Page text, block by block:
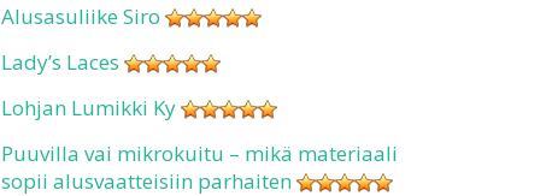
Alusasuliike Siro
Lady’s Laces
Lohjan Lumikki Ky
Puuvilla vai mikrokuitu – mikä materiaali
sopii alusvaatteisiin parhaiten